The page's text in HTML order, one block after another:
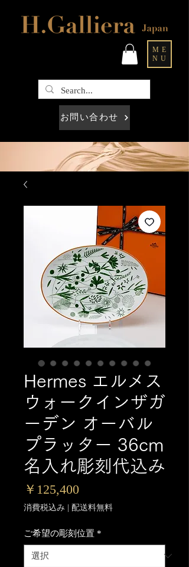
ME
NU
お問い合わせ
Hermes エルメス
ウォークインザガ
ーデン オーバル
プラッター 36cm
名入れ彫刻代込み
￥125,400価
格
消費税込み | 配送料無料
ご希望の彫刻位置 *